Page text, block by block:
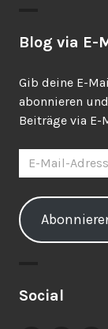
Blog via E-
Gib deine E-
abonnieren
Beiträge via E-
Mail-
Adresse
Social